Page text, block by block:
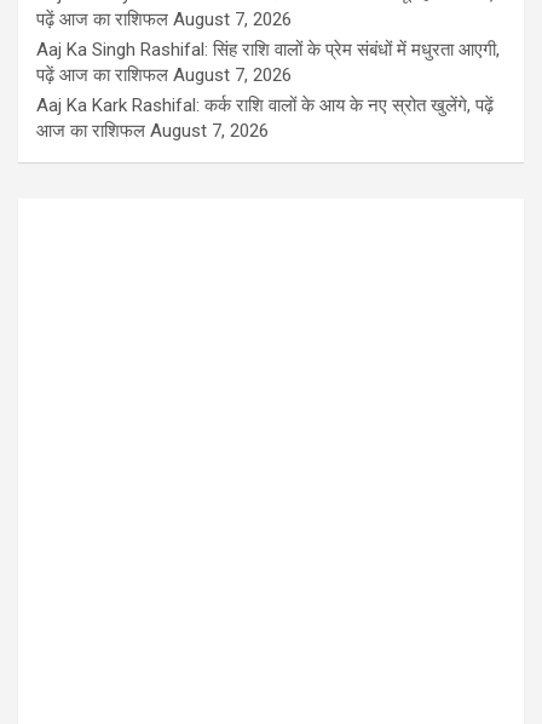
पढ़ें आज का राशिफल August 7, 2026
Aaj Ka Singh Rashifal: सिंह राशि वालों के प्रेम संबंधों में मधुरता आएगी,
पढ़ें आज का राशिफल August 7, 2026
Aaj Ka Kark Rashifal: कर्क राशि वालों के आय के नए स्रोत खुलेंगे, पढ़ें
आज का राशिफल August 7, 2026